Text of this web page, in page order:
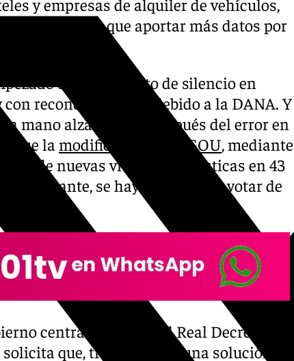
que tendrán que aportar más datos por
con un minuto de silencio en
con reconocimientos debido a la DANA. Y
a mano alzada. Esto después del error en
que la modificación del PGOU, mediante
de nuevas viviendas turísticas en 43
adelante, se haya tenido que votar de
central a derogar el Real Decreto
solicita que, tras alcanzar una solución